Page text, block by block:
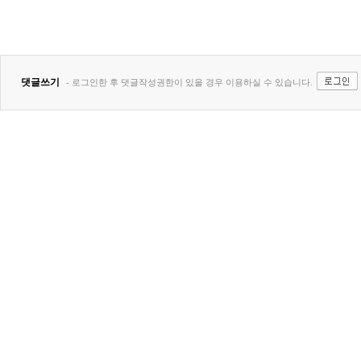
댓글쓰기 - 로그인한 후 댓글작성권한이 있을 경우 이용하실 수 있습니다.